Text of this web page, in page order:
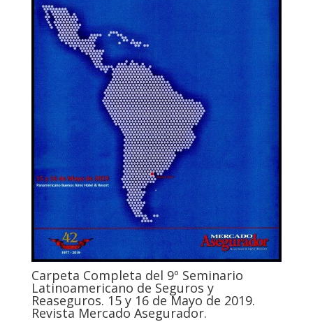
Carpeta Completa del 9º Seminario
Latinoamericano de Seguros y
Reaseguros. 15 y 16 de Mayo de 2019.
Revista Mercado Asegurador.